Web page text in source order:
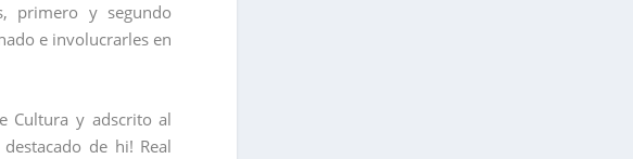
primero y segundo
e involucrarles en
Cultura y adscrito al
de hi! Real